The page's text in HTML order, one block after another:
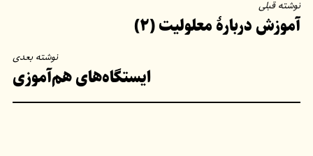
راهبری
نوشته
نوشته قبلی
آموزش دربارهٔ معلولیت (۲)
نوشته بعدی
ایستگاه‌های هم‌آموزی